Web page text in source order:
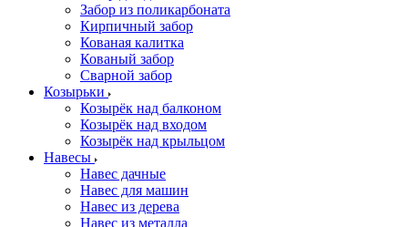
Забор из поликарбоната
Кирпичный забор
Кованая калитка
Кованый забор
Сварной забор
Козырьки
Козырёк над балконом
Козырёк над входом
Козырёк над крыльцом
Навесы
Навес дачные
Навес для машин
Навес из дерева
Навес из металла